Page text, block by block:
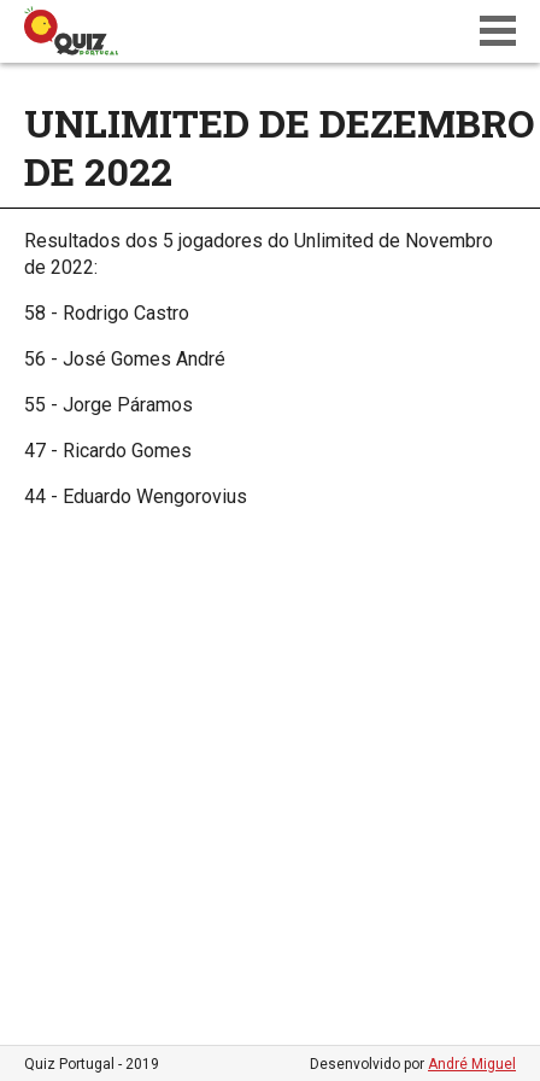
WIKI
QUIZ NATIONS PT 18
UNLIMITED DE DEZEMBRO
DE 2022
Resultados dos 5 jogadores do Unlimited de Novembro
de 2022:
58 - Rodrigo Castro
56 - José Gomes André
55 - Jorge Páramos
47 - Ricardo Gomes
44 - Eduardo Wengorovius
Desenvolvido por André Miguel
Quiz Portugal - 2019